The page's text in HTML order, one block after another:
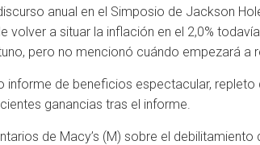
anual en el Simposio de Jackson
a situar la inflación en el 2,0%
pero no mencionó cuándo empezará a
de beneficios espectacular,
ganancias tras el informe.
de Macy’s (M) sobre el